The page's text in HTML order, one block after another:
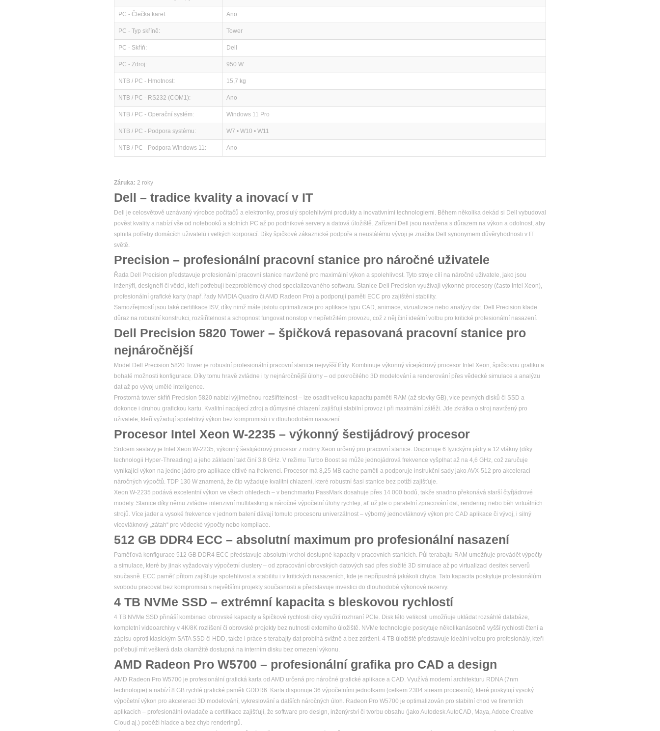
PC - Čtečka karet: Ano
PC - Typ skříně: Tower
PC - Skříň: Dell
PC - Zdroj: 950 W
NTB / PC - Hmotnost: 15,7 kg
NTB / PC - RS232 (COM1): Ano
NTB / PC - Operační systém: Windows 11 Pro
NTB / PC - Podpora systému: W7 • W10 • W11
NTB / PC - Podpora Windows 11: Ano
Záruka: 2 roky
Dell – tradice kvality a inovací v IT
Dell je celosvětově uznávaný výrobce počítačů a elektroniky, proslulý spolehlivými produkty a inovativními technologiemi. Během několika dekád si Dell vybudoval
pověst kvality a nabízí vše od notebooků a stolních PC až po podnikové servery a datová úložiště. Zařízení Dell jsou navržena s důrazem na výkon a odolnost, aby
splnila potřeby domácích uživatelů i velkých korporací. Díky špičkové zákaznické podpoře a neustálému vývoji je značka Dell synonymem důvěryhodnosti v IT
světě.
Precision – profesionální pracovní stanice pro náročné uživatele
Řada Dell Precision představuje profesionální pracovní stanice navržené pro maximální výkon a spolehlivost. Tyto stroje cílí na náročné uživatele, jako jsou
inženýři, designéři či vědci, kteří potřebují bezproblémový chod specializovaného softwaru. Stanice Dell Precision využívají výkonné procesory (často Intel Xeon),
profesionální grafické karty (např. řady NVIDIA Quadro či AMD Radeon Pro) a podporují paměti ECC pro zajištění stability.
Samozřejmostí jsou také certifikace ISV, díky nimž máte jistotu optimalizace pro aplikace typu CAD, animace, vizualizace nebo analýzy dat. Dell Precision klade
důraz na robustní konstrukci, rozšiřitelnost a schopnost fungovat nonstop v nepřetržitém provozu, což z něj činí ideální volbu pro kritické profesionální nasazení.
Dell Precision 5820 Tower – špičková repasovaná pracovní stanice pro
nejnáročnější
Model Dell Precision 5820 Tower je robustní profesionální pracovní stanice nejvyšší třídy. Kombinuje výkonný vícejádrový procesor Intel Xeon, špičkovou grafiku a
bohaté možnosti konfigurace. Díky tomu hravě zvládne i ty nejnáročnější úlohy – od pokročilého 3D modelování a renderování přes vědecké simulace a analýzu
dat až po vývoj umělé inteligence.
Prostorná tower skříň Precision 5820 nabízí výjimečnou rozšiřitelnost – lze osadit velkou kapacitu paměti RAM (až stovky GB), více pevných disků či SSD a
dokonce i druhou grafickou kartu. Kvalitní napájecí zdroj a důmyslné chlazení zajišťují stabilní provoz i při maximální zátěži. Jde zkrátka o stroj navržený pro
uživatele, kteří vyžadují spolehlivý výkon bez kompromisů i v dlouhodobém nasazení.
Procesor Intel Xeon W-2235 – výkonný šestijádrový procesor
Srdcem sestavy je Intel Xeon W-2235, výkonný šestijádrový procesor z rodiny Xeon určený pro pracovní stanice. Disponuje 6 fyzickými jádry a 12 vlákny (díky
technologii Hyper-Threading) a jeho základní takt činí 3,8 GHz. V režimu Turbo Boost se může jednojádrová frekvence vyšplhat až na 4,6 GHz, což zaručuje
vynikající výkon na jedno jádro pro aplikace citlivé na frekvenci. Procesor má 8,25 MB cache paměti a podporuje instrukční sady jako AVX-512 pro akceleraci
náročných výpočtů. TDP 130 W znamená, že čip vyžaduje kvalitní chlazení, které robustní šasi stanice bez potíží zajišťuje.
Xeon W-2235 podává excelentní výkon ve všech ohledech – v benchmarku PassMark dosahuje přes 14 000 bodů, takže snadno překonává starší čtyřjádrové
modely. Stanice díky němu zvládne intenzivní multitasking a náročné výpočetní úlohy rychleji, ať už jde o paralelní zpracování dat, rendering nebo běh virtuálních
strojů. Více jader a vysoké frekvence v jednom balení dávají tomuto procesoru univerzálnost – výborný jednovláknový výkon pro CAD aplikace či vývoj, i silný
vícevláknový „zátah“ pro vědecké výpočty nebo kompilace.
512 GB DDR4 ECC – absolutní maximum pro profesionální nasazení
Paměťová konfigurace 512 GB DDR4 ECC představuje absolutní vrchol dostupné kapacity v pracovních stanicích. Půl terabajtu RAM umožňuje provádět výpočty
a simulace, které by jinak vyžadovaly výpočetní clustery – od zpracování obrovských datových sad přes složité 3D simulace až po virtualizaci desítek serverů
současně. ECC paměť přitom zajišťuje spolehlivost a stabilitu i v kritických nasazeních, kde je nepřípustná jakákoli chyba. Tato kapacita poskytuje profesionálům
svobodu pracovat bez kompromisů s největšími projekty současnosti a představuje investici do dlouhodobé výkonové rezervy.
4 TB NVMe SSD – extrémní kapacita s bleskovou rychlostí
4 TB NVMe SSD přináší kombinaci obrovské kapacity a špičkové rychlosti díky využití rozhraní PCIe. Disk této velikosti umožňuje ukládat rozsáhlé databáze,
kompletní videoarchivy v 4K/8K rozlišení či obrovské projekty bez nutnosti externího úložiště. NVMe technologie poskytuje několikanásobně vyšší rychlosti čtení a
zápisu oproti klasickým SATA SSD či HDD, takže i práce s terabajty dat probíhá svižně a bez zdržení. 4 TB úložiště představuje ideální volbu pro profesionály, kteří
potřebují mít veškerá data okamžitě dostupná na interním disku bez omezení výkonu.
AMD Radeon Pro W5700 – profesionální grafika pro CAD a design
AMD Radeon Pro W5700 je profesionální grafická karta od AMD určená pro náročné grafické aplikace a CAD. Využívá moderní architekturu RDNA (7nm
technologie) a nabízí 8 GB rychlé grafické paměti GDDR6. Karta disponuje 36 výpočetními jednotkami (celkem 2304 stream procesorů), které poskytují vysoký
výpočetní výkon pro akceleraci 3D modelování, vykreslování a dalších náročných úloh. Radeon Pro W5700 je optimalizován pro stabilní chod ve firemních
aplikacích – profesionální ovladače a certifikace zajišťují, že software pro design, inženýrství či tvorbu obsahu (jako Autodesk AutoCAD, Maya, Adobe Creative
Cloud aj.) poběží hladce a bez chyb renderingů.